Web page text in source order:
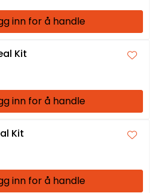
inn for å handle
Kit
inn for å handle
Kit
inn for å handle